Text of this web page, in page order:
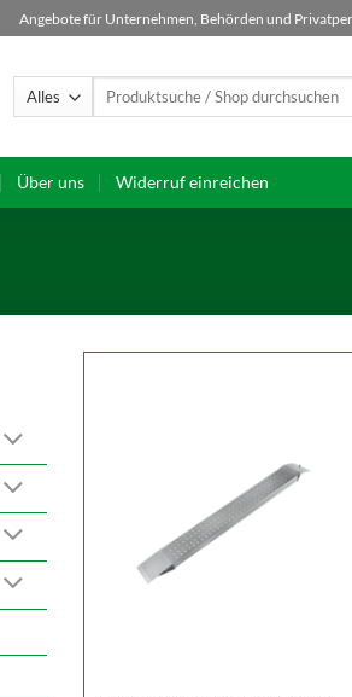
Angebote für Unternehmen, Behörden und
Suchen
Über uns Widerruf einreichen